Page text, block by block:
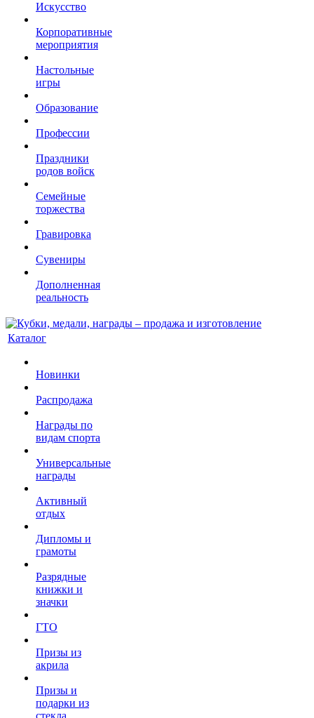
Искусство
Корпоративные
мероприятия
Настольные
игры
Образование
Профессии
Праздники
родов войск
Семейные
торжества
Гравировка
Сувениры
Дополненная
реальность
Каталог
Новинки
Распродажа
Награды по
видам спорта
Универсальные
награды
Активный
отдых
Дипломы и
грамоты
Разрядные
книжки и
значки
ГТО
Призы из
акрила
Призы и
подарки из
стекла